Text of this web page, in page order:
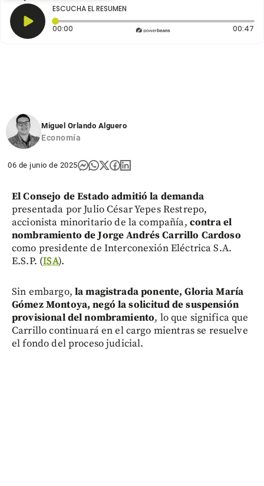
ESCUCHA EL RESUMEN
00:00 Tiempo transcurrido: 0 segundos 00:47
Miguel Orlando Alguero
Economía
06 de junio de 2025
El Consejo de Estado admitió la demanda
presentada por Julio César Yepes Restrepo,
accionista minoritario de la compañía, contra el
nombramiento de Jorge Andrés Carrillo Cardoso
como presidente de Interconexión Eléctrica S.A.
E.S.P. (ISA).
Sin embargo, la magistrada ponente, Gloria María
Gómez Montoya, negó la solicitud de suspensión
provisional del nombramiento, lo que significa que
Carrillo continuará en el cargo mientras se resuelve
el fondo del proceso judicial.